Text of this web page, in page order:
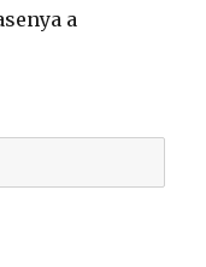
a